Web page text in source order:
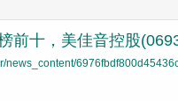
前十，美佳音控股
news_content/